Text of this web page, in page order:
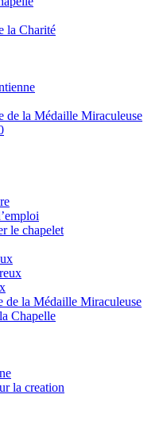
la Charité
de la Médaille Miraculeuse
le chapelet
de la Médaille Miraculeuse
Chapelle
la creation